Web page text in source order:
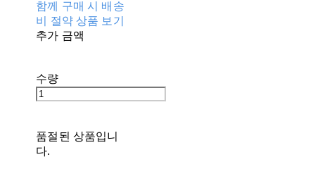
함께 구매 시 배송
비 절약 상품 보기
추가 금액
수량
품절된 상품입니
다.